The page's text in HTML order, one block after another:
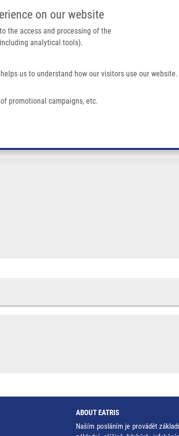
on our website
the access and processing of the
analytical tools).
us to understand how our visitors use our website.
promotional campaigns, etc.
IMTM PORTÁL
navigation
ABOUT EATRIS
Naším posláním je provádět